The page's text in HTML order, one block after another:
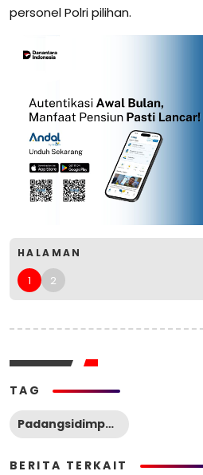
personel Polri pilihan.
HALAMAN
1 2
TAG
Padangsidimpuan
BERITA TERKAIT